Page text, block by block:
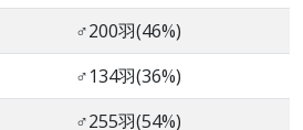
♂200羽(46%)
♂134羽(36%)
♂255羽(54%)